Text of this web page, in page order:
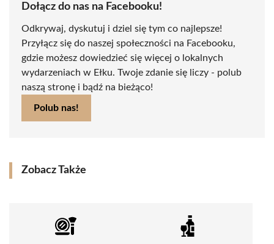
Dołącz do nas na Facebooku!
Odkrywaj, dyskutuj i dziel się tym co najlepsze!
Przyłącz się do naszej społeczności na Facebooku,
gdzie możesz dowiedzieć się więcej o lokalnych
wydarzeniach w Ełku. Twoje zdanie się liczy - polub
naszą stronę i bądź na bieżąco!
Polub nas!
Zobacz Także